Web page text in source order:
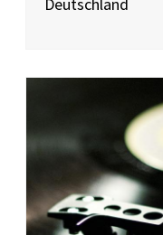
Deutschland